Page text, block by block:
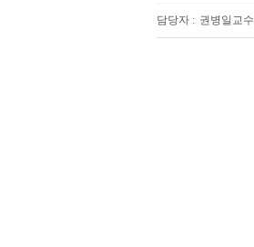
담당자 : 권병일교수